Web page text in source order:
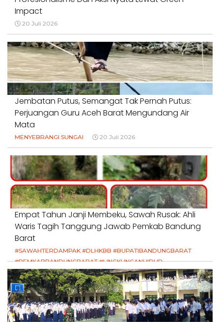
Impact
20 Juli 2026
Jembatan Putus, Semangat Tak Pernah Putus:
Perjuangan Guru Aceh Barat Mengundang Air
Mata
MENYEBRANGI SUNGAI 20 Juli 2026
Empat Tahun Janji Membeku, Sawah Rusak: Ahli
Waris Tagih Tanggung Jawab Pemkab Bandung
Barat
#SAWAHTERDAMPAK #DLHKBB #BUPATIBANDUNGBARAT
#PEMKABBANDUNGBARAT #LINGKUNGANHIDUP
#HAKPETANI #KEADILANUNTUKPETANI
#NORMALISASISALURAN #IRIGASIRUSAK
#DUGAANPENCEMARAN #AKUNTABILITASPEMERINTAH
18 Juli 2026